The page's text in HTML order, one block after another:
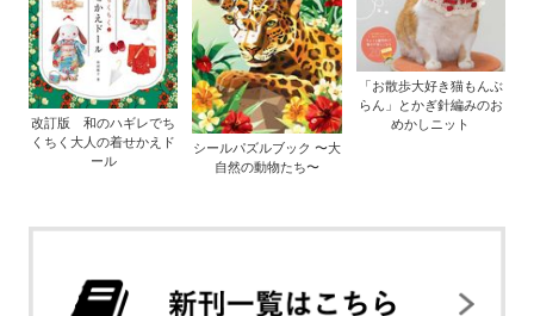
改訂版 和のハギレでち
くちく大人の着せかえド
ール
シールパズルブック 〜大
自然の動物たち〜
「お散歩大好き猫もんぶ
らん」とかぎ針編みのお
めかしニット